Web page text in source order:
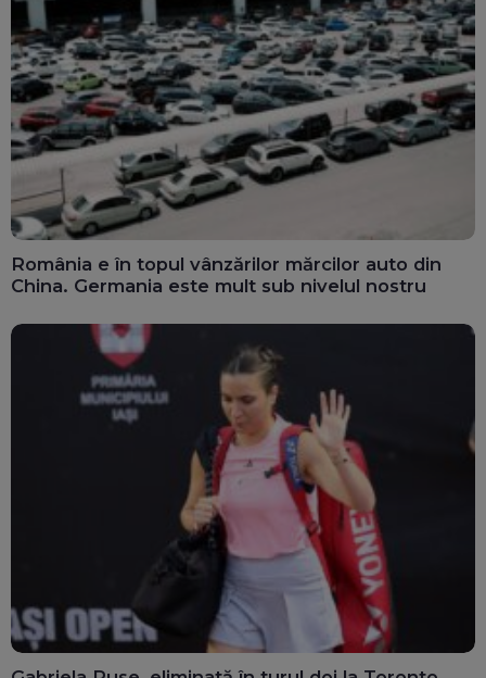
România e în topul vânzărilor mărcilor auto din
China. Germania este mult sub nivelul nostru